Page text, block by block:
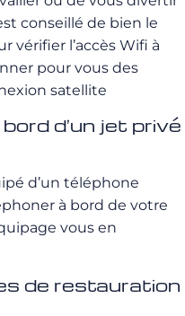
conseillé de bien le
vérifier l’accès Wifi à
pour vous des
satellite
d’un jet privé
d’un téléphone
à bord de votre
vous en
de restauration